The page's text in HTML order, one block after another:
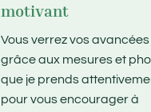
motivant
Vous verrez vos avancées
grâce aux mesures et
que je prends
pour vous encourager à